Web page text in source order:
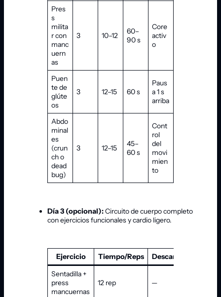
Pres
s
milita
r con
manc
uern
as
3 10–12
60–
90 s
Core
activ
o
Puen
te de
glúte
os
3 12–15 60 s
Paus
a 1 s
arriba
Abdo
minal
es
(crun
ch o
dead
bug)
3 12–15
45–
60 s
Cont
rol
del
movi
mien
to
Día 3 (opcional):Circuito de cuerpo completo
con ejercicios funcionales y cardio ligero.
Ejercicio Tiempo/Reps Descanso
Sentadilla +
press
mancuernas
12 rep —